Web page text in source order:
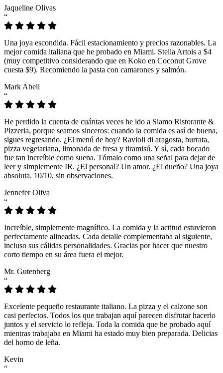
Jaqueline Olivas
“
Una joya escondida. Fácil estacionamiento y precios razonables. La
mejor comida italiana que he probado en Miami. Stella Artois a $4
(muy competitivo considerando que en Koko en Coconut Grove
cuesta $9). Recomiendo la pasta con camarones y salmón.
Mark Abell
“
He perdido la cuenta de cuántas veces he ido a Siamo Ristorante &
Pizzeria, porque seamos sinceros: cuando la comida es así de buena,
sigues regresando. ¿El menú de hoy? Ravioli di aragosta, burrata,
pizza vegetariana, limonada de fresa y tiramisú. Y sí, cada bocado
fue tan increíble como suena. Tómalo como una señal para dejar de
leer y simplemente IR. ¿El personal? Un amor. ¿El dueño? Una joya
absoluta. 10/10, sin observaciones.
Jennefer Oliva
“
Increíble, simplemente magnífico. La comida y la actitud estuvieron
perfectamente alineadas. Cada detalle complementaba al siguiente,
incluso sus cálidas personalidades. Gracias por hacer que nuestro
corto tiempo en su área fuera el mejor.
Mr. Gutenberg
“
Excelente pequeño restaurante italiano. La pizza y el calzone son
casi perfectos. Todos los que trabajan aquí parecen disfrutar hacerlo
juntos y el servicio lo refleja. Toda la comida que he probado aquí
mientras trabajaba en Miami ha estado muy bien preparada. Delicias
del horno de leña.
Kevin
“